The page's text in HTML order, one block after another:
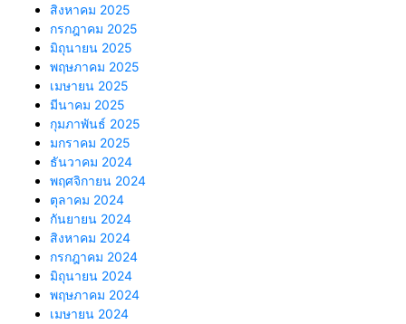
สิงหาคม 2025
กรกฎาคม 2025
มิถุนายน 2025
พฤษภาคม 2025
เมษายน 2025
มีนาคม 2025
กุมภาพันธ์ 2025
มกราคม 2025
ธันวาคม 2024
พฤศจิกายน 2024
ตุลาคม 2024
กันยายน 2024
สิงหาคม 2024
กรกฎาคม 2024
มิถุนายน 2024
พฤษภาคม 2024
เมษายน 2024